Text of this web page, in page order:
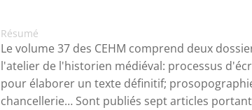
Résumé
Le volume 37 des CEHM comprend deux
l'atelier de l'historien médiéval: processus
pour élaborer un texte définitif;
chancellerie… Sont publiés sept articles